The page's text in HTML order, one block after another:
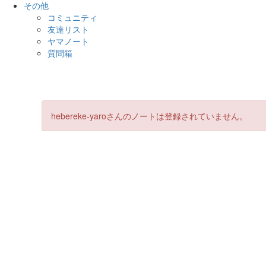
その他
コミュニティ
友達リスト
ヤマノート
質問箱
hebereke-yaroさんのノートは登録されていません。